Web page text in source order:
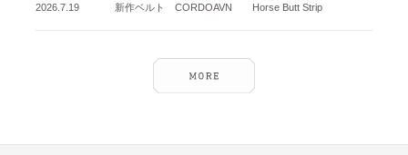
2026.7.19 新作ベルト CORDOAVN Horse Butt Strip